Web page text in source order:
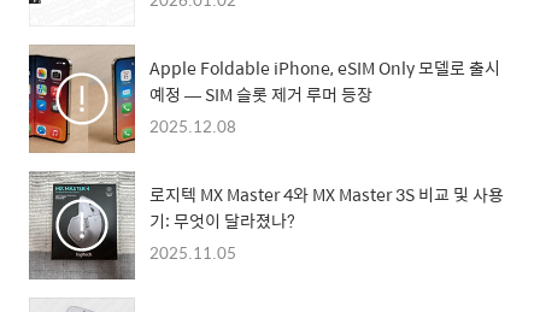
Apple Foldable iPhone, eSIM Only 모델로 출시
예정 — SIM 슬롯 제거 루머 등장
2025.12.08
로지텍 MX Master 4와 MX Master 3S 비교 및 사용
기: 무엇이 달라졌나?
2025.11.05